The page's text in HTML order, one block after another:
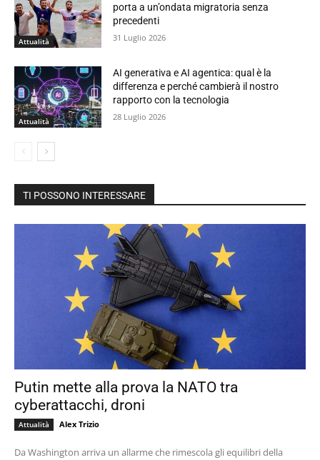
Attualità
porta a un’ondata migratoria senza
precedenti
31 Luglio 2026
Attualità
AI generativa e AI agentica: qual è la
differenza e perché cambierà il nostro
rapporto con la tecnologia
28 Luglio 2026
TI POSSONO INTERESSARE
Putin mette alla prova la NATO tra
cyberattacchi, droni
Attualità Alex Trizio
Da Washington arriva un allarme che rimescola gli equilibri della